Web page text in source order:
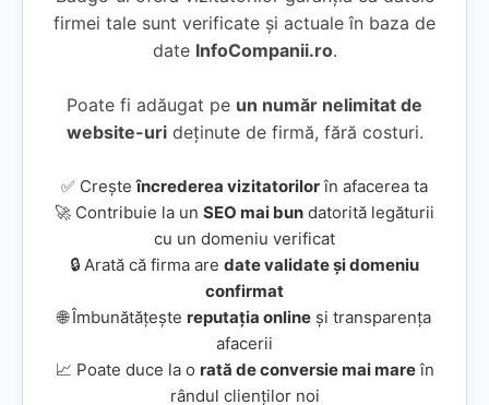
firmei tale sunt verificate și actuale în baza de
date InfoCompanii.ro.
Poate fi adăugat pe un număr nelimitat de
website-urideținute de firmă, fără costuri.
✅ Creșteîncrederea vizitatorilorîn afacerea ta
🚀 Contribuie la un SEO mai bun datorită legăturii
cu un domeniu verificat
🔒 Arată că firma are date validate și domeniu
confirmat
🌐 Îmbunătățește reputația online și transparența
afacerii
📈 Poate duce la o rată de conversie mai mareîn
rândul clienților noi